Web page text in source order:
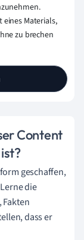
eines Materials,
zu brechen
Content
geschaffen,
die
dass er